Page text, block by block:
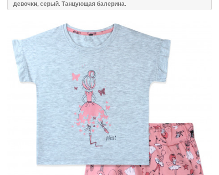
девочки, серый. Танцующая балерина.